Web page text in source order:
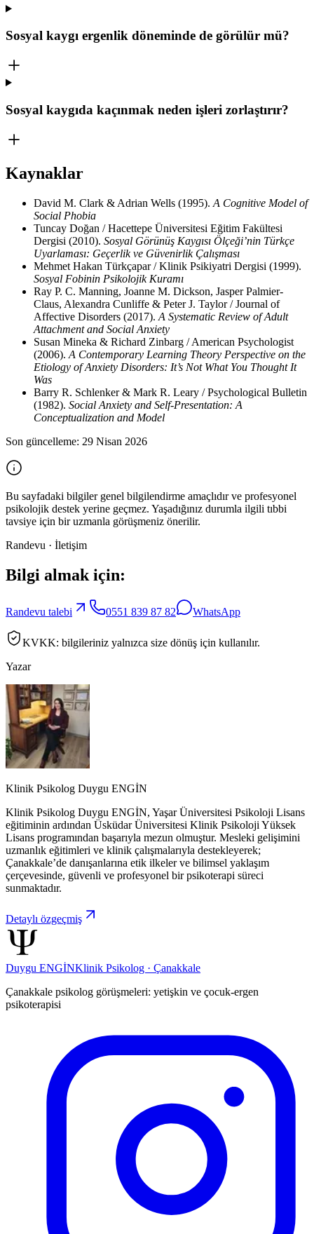
Sosyal kaygı ergenlik döneminde de görülür mü?
Sosyal kaygıda kaçınmak neden işleri zorlaştırır?
Kaynaklar
David M. Clark & Adrian Wells (1995). A Cognitive Model of
Social Phobia
Tuncay Doğan / Hacettepe Üniversitesi Eğitim Fakültesi
Dergisi (2010). Sosyal Görünüş Kaygısı Ölçeği’nin Türkçe
Uyarlaması: Geçerlik ve Güvenirlik Çalışması
Mehmet Hakan Türkçapar / Klinik Psikiyatri Dergisi (1999).
Sosyal Fobinin Psikolojik Kuramı
Ray P. C. Manning, Joanne M. Dickson, Jasper Palmier-
Claus, Alexandra Cunliffe & Peter J. Taylor / Journal of
Affective Disorders (2017). A Systematic Review of Adult
Attachment and Social Anxiety
Susan Mineka & Richard Zinbarg / American Psychologist
(2006). A Contemporary Learning Theory Perspective on the
Etiology of Anxiety Disorders: It’s Not What You Thought It
Was
Barry R. Schlenker & Mark R. Leary / Psychological Bulletin
(1982). Social Anxiety and Self-Presentation: A
Conceptualization and Model
Son güncelleme: 29 Nisan 2026
Bu sayfadaki bilgiler genel bilgilendirme amaçlıdır ve profesyonel
psikolojik destek yerine geçmez. Yaşadığınız durumla ilgili tıbbi
tavsiye için bir uzmanla görüşmeniz önerilir.
Randevu · İletişim
Bilgi almak için:
Randevu talebi 0551 839 87 82 WhatsApp
KVKK: bilgileriniz yalnızca size dönüş için kullanılır.
Yazar
Klinik Psikolog Duygu ENGİN
Klinik Psikolog Duygu ENGİN, Yaşar Üniversitesi Psikoloji Lisans
eğitiminin ardından Üsküdar Üniversitesi Klinik Psikoloji Yüksek
Lisans programından başarıyla mezun olmuştur. Mesleki gelişimini
uzmanlık eğitimleri ve klinik çalışmalarıyla destekleyerek;
Çanakkale’de danışanlarına etik ilkeler ve bilimsel yaklaşım
çerçevesinde, güvenli ve profesyonel bir psikoterapi süreci
sunmaktadır.
Detaylı özgeçmiş
Duygu ENGİNKlinik Psikolog · Çanakkale
Çanakkale psikolog görüşmeleri: yetişkin ve çocuk-ergen
psikoterapisi